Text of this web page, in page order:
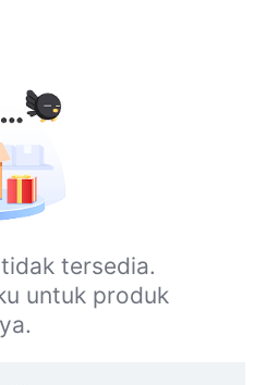
tersedia.
untuk produk